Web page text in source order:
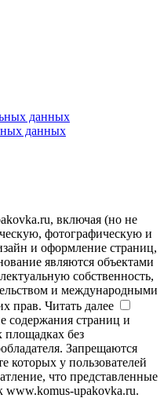
данных
данных
включая (но не
фотографическую и
и оформление страниц,
являются объектами
собственность,
и международными
прав. Читать далее
содержания страниц и
площадках без
Запрещаются
которых у пользователей
что представленные
upakovka.ru.